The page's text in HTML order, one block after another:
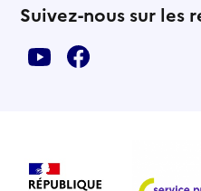
Suivez-nous sur les